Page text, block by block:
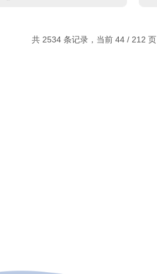
共 2534 条记录，当前 44 / 212 页